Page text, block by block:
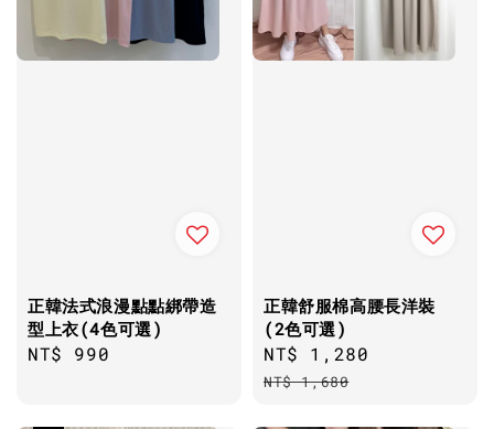
正韓法式浪漫點點綁帶造
型上衣(4色可選)
Regular
NT$ 990
正韓舒服棉高腰長洋裝
(2色可選)
Sale
price
NT$ 1,280
NT$ 1,680